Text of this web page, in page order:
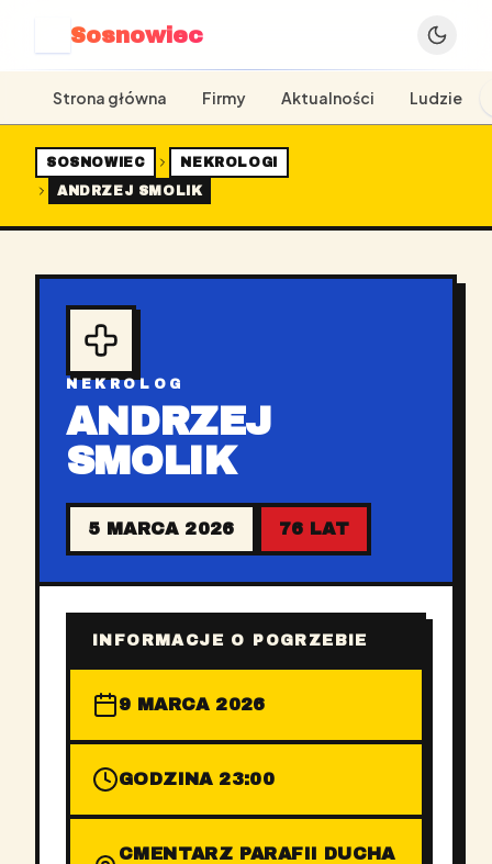
Sosnowiec
Strona główna Firmy Aktualności Ludzie
SOSNOWIEC
NEKROLOGI
ANDRZEJ SMOLIK
NEKROLOG
ANDRZEJ
SMOLIK
5 MARCA 2026 76 LAT
INFORMACJE O POGRZEBIE
9 MARCA 2026
GODZINA 23:00
CMENTARZ PARAFII DUCHA